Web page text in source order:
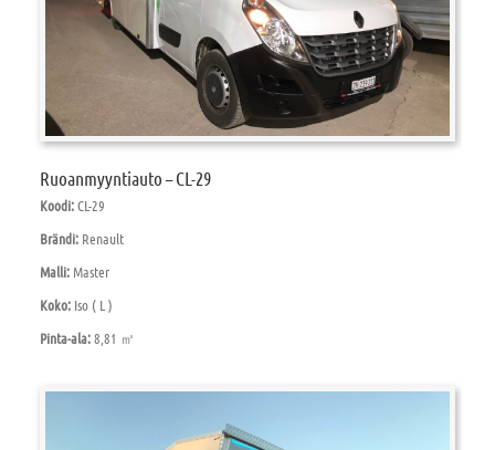
Ruoanmyyntiauto – CL-29
Koodi:CL-29
Brändi: Renault
Malli: Master
Koko: Iso ( L )
Pinta-ala:8,81 ㎡